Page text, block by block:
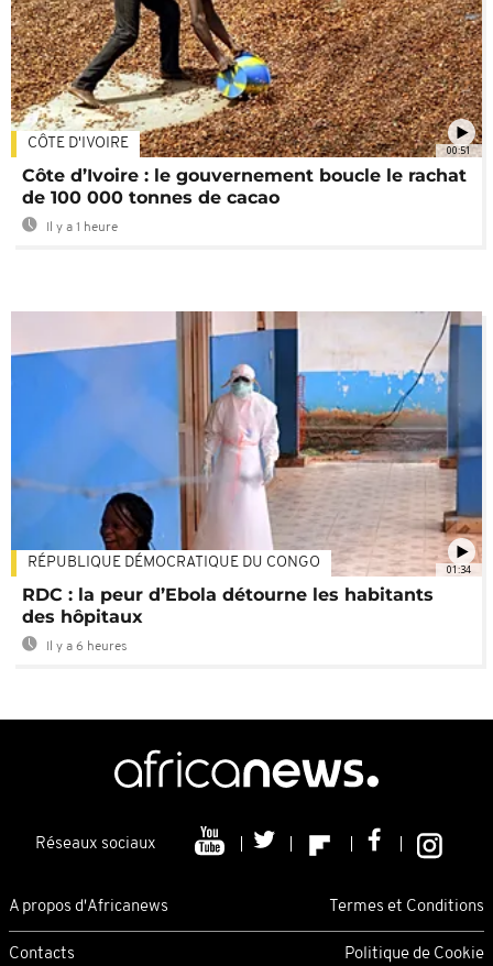
00:51
CÔTE D'IVOIRE
Côte d’Ivoire : le gouvernement boucle le rachat
de 100 000 tonnes de cacao
Il y a 1 heure
01:34
RÉPUBLIQUE DÉMOCRATIQUE DU CONGO
RDC : la peur d’Ebola détourne les habitants
des hôpitaux
Il y a 6 heures
Réseaux sociaux
A propos d'Africanews Termes et Conditions
Contacts Politique de Cookie